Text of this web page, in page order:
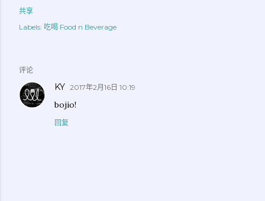
共享
Labels: 吃喝 Food n Beverage
评论
KY 2017年2月16日 10:19
bojio!
回复